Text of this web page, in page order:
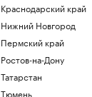
Краснодарский край
Нижний Новгород
Пермский край
Ростов-на-Дону
Татарстан
Тюмень